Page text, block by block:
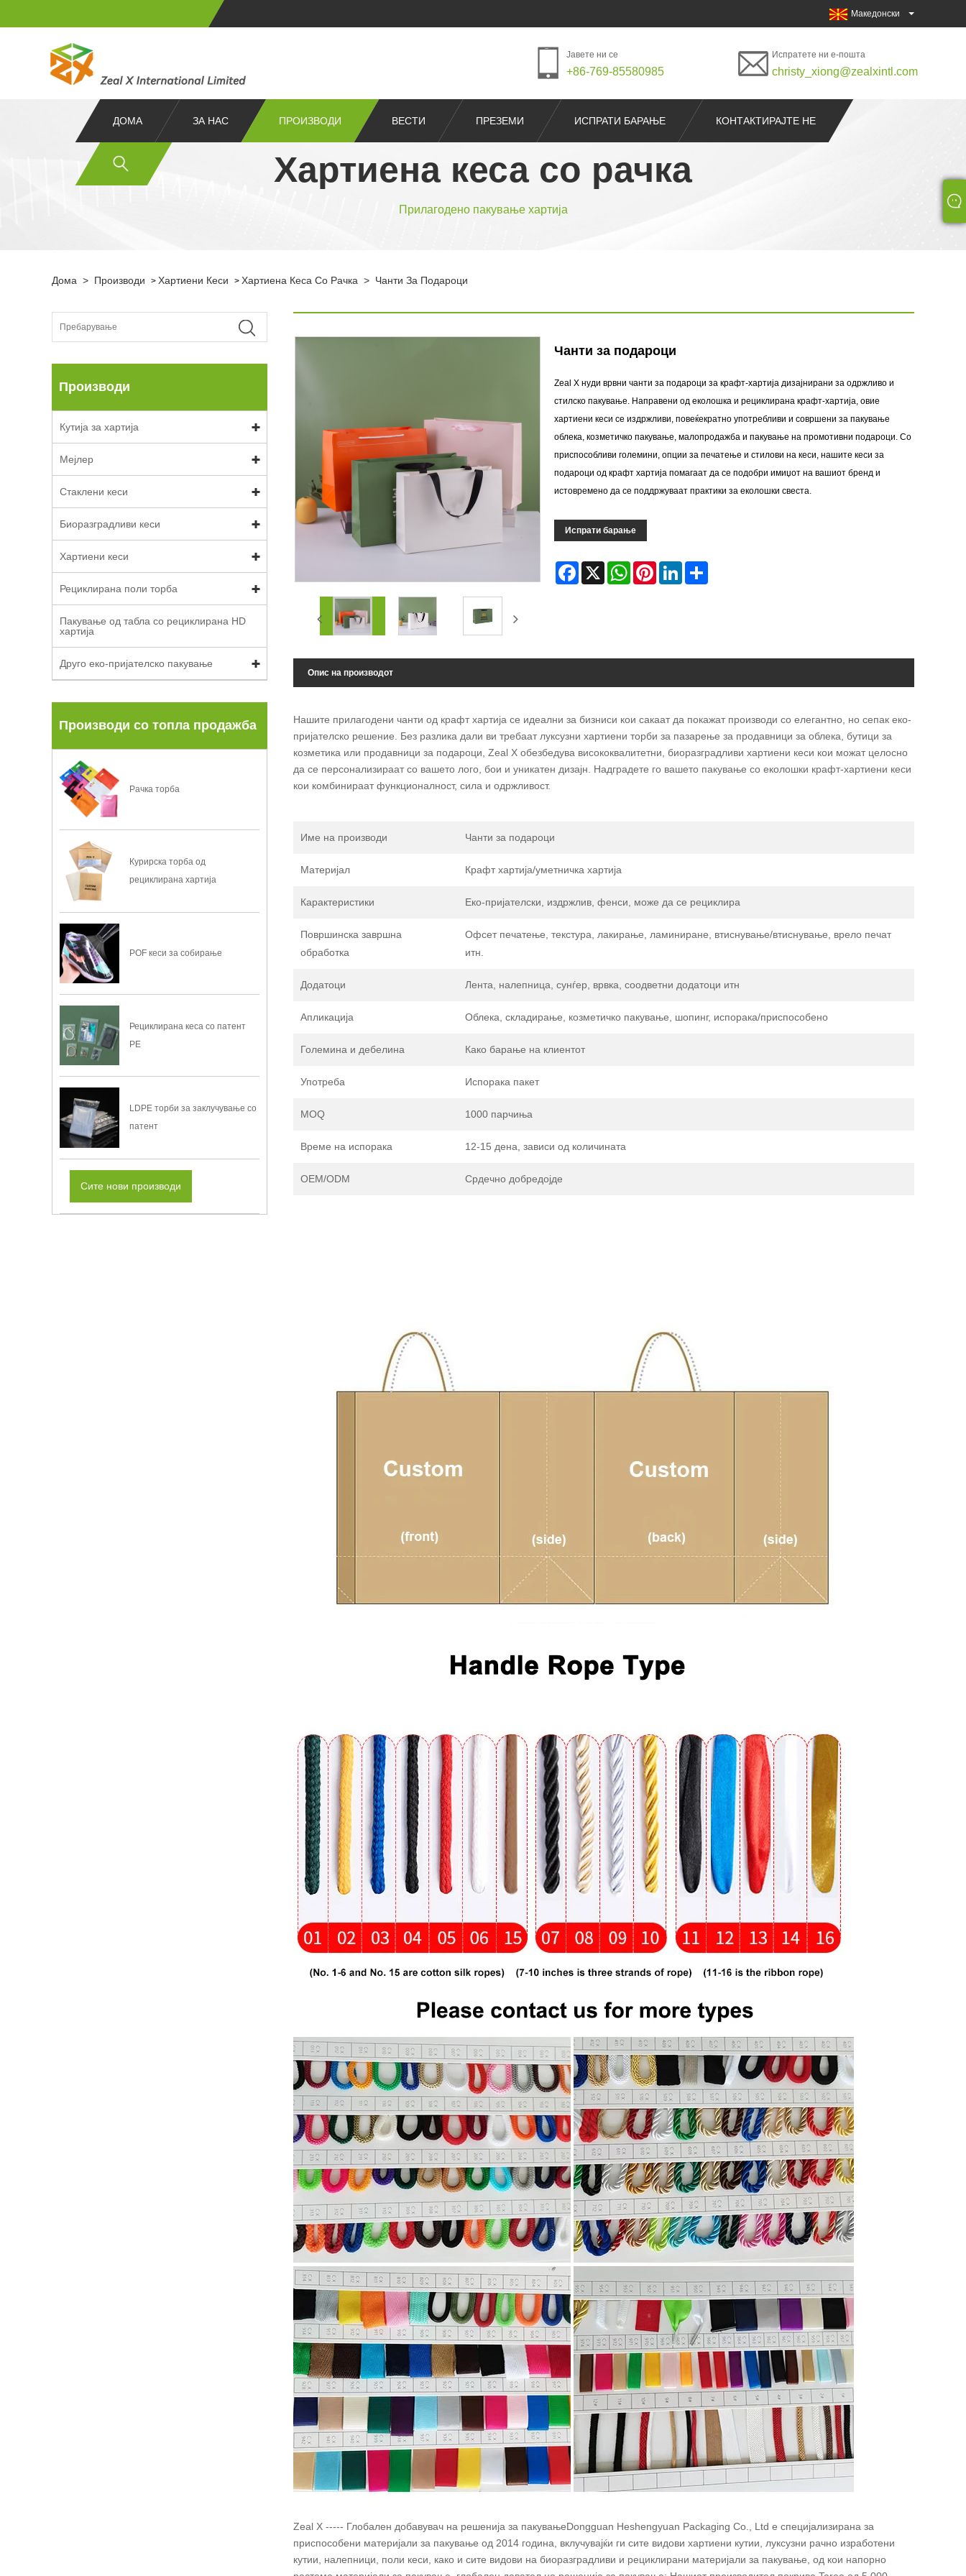
Македонски
Јавете ни се
+86-769-85580985
Испратете ни е-пошта
christy_xiong@zealxintl.com
ДОМА ЗА НАС ПРОИЗВОДИ ВЕСТИ ПРЕЗЕМИ ИСПРАТИ БАРАЊЕ КОНТАКТИРАЈТЕ НЕ
Хартиена кеса со рачка
Прилагодено пакување хартија
Дома > Производи > Хартиени Кеси > Хартиена Кеса Со Рачка > Чанти За Подароци
Производи
Кутија за хартија
Мејлер
Стаклени кеси
Биоразградливи кеси
Хартиени кеси
Рециклирана поли торба
Пакување од табла со рециклирана HD
хартија
Друго еко-пријателско пакување
Производи со топла продажба
Рачка торба
Курирска торба од
рециклирана хартија
POF кеси за собирање
Рециклирана кеса со патент
PE
LDPE торби за заклучување со
патент
Сите нови производи
Чанти за подароци
Zeal X нуди врвни чанти за подароци за крафт-хартија дизајнирани за одржливо и
стилско пакување. Направени од еколошка и рециклирана крафт-хартија, овие
хартиени кеси се издржливи, повеќекратно употребливи и совршени за пакување
облека, козметичко пакување, малопродажба и пакување на промотивни подароци. Со
приспособливи големини, опции за печатење и стилови на кеси, нашите кеси за
подароци од крафт хартија помагаат да се подобри имиџот на вашиот бренд и
истовремено да се поддржуваат практики за еколошки свеста.
Испрати барање
Facebook WhatsAppPinterestLinkedIn
Опис на производот
Нашите прилагодени чанти од крафт хартија се идеални за бизниси кои сакаат да покажат производи со елегантно, но сепак еко-
пријателско решение. Без разлика дали ви требаат луксузни хартиени торби за пазарење за продавници за облека, бутици за
козметика или продавници за подароци, Zeal X обезбедува висококвалитетни, биоразградливи хартиени кеси кои можат целосно
да се персонализираат со вашето лого, бои и уникатен дизајн. Надградете го вашето пакување со еколошки крафт-хартиени кеси
кои комбинираат функционалност, сила и одржливост.
Име на производи Чанти за подароци
Материјал Крафт хартија/уметничка хартија
Карактеристики Еко-пријателски, издржлив, фенси, може да се рециклира
Површинска завршна
обработка
Офсет печатење, текстура, лакирање, ламиниране, втиснување/втиснување, врело печат
итн.
Додатоци Лента, налепница, сунѓер, врвка, соодветни додатоци итн
Апликација Облека, складирање, козметичко пакување, шопинг, испорака/приспособено
Големина и дебелина Како барање на клиентот
Употреба Испорака пакет
MOQ 1000 парчиња
Време на испорака 12-15 дена, зависи од количината
OEM/ODM Срдечно добредојде
Zeal X ----- Глобален добавувач на решенија за пакувањеDongguan Heshengyuan Packaging Co., Ltd е специјализирана за
приспособени материјали за пакување од 2014 година, вклучувајќи ги сите видови хартиени кутии, луксузни рачно изработени
кутии, налепници, поли кеси, како и сите видови на биоразградливи и рециклирани материјали за пакување, од кои напорно